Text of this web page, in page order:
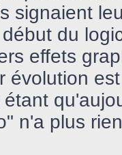
signaient
du
effets
évolution
n'a plus